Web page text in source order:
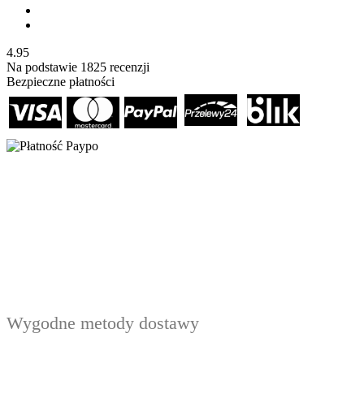
4.95
Na podstawie 1825 recenzji
Bezpieczne płatności
Wygodne metody dostawy